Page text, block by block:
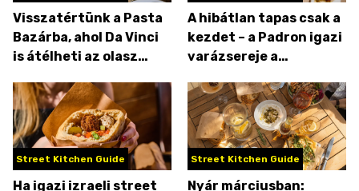
Visszatértünk a Pasta
Bazárba, ahol Da Vinci
is átélheti az olasz
A hibátlan tapas csak a
kezdet – a Padron igazi
varázsereje a
Street Kitchen Guide
Ha igazi izraeli street
Street Kitchen Guide
Nyár márciusban: